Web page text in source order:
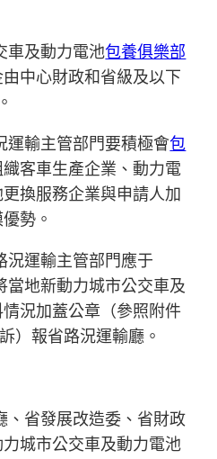
車及動力電池包養俱樂部
中心財政和省級及以下
運輸主管部門要積極會包
織客車生產企業、動力電
換服務企業與申請人加
勢。
況運輸主管部門應于
地新動力城市公交車及
況加蓋公章（參照附件
）報省路況運輸廳。
、省發展改造委、省財政
城市公交車及動力電池